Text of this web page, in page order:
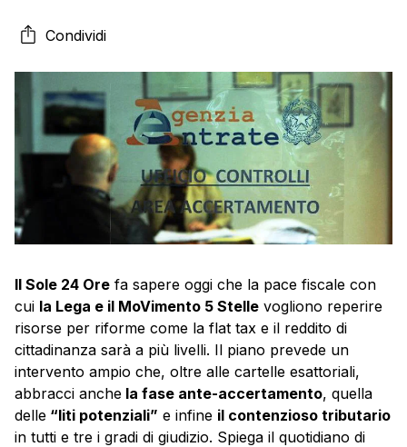
contenzioso tributario in tutti e tre i gradi di giudizio
Condividi
Il Sole 24 Ore fa sapere oggi che la pace fiscale con
cui la Lega e il MoVimento 5 Stelle vogliono reperire
risorse per riforme come la flat tax e il reddito di
cittadinanza sarà a più livelli. Il piano prevede un
intervento ampio che, oltre alle cartelle esattoriali,
abbracci anche la fase ante-accertamento, quella
delle “liti potenziali” e infine il contenzioso tributario
in tutti e tre i gradi di giudizio. Spiega il quotidiano di